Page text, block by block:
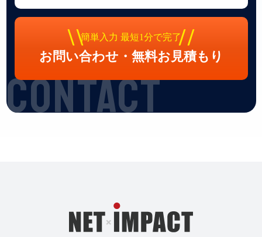
簡単入力 最短1分で完了
お問い合わせ・無料お見積もり